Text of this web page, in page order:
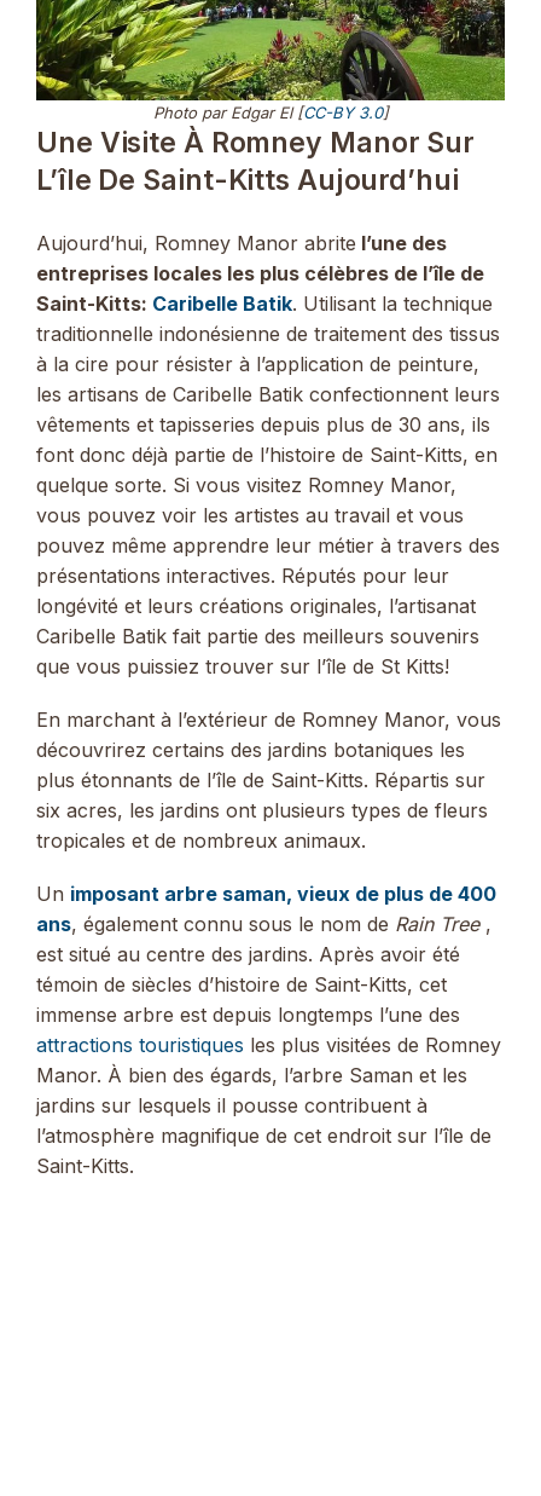
Photo par Edgar El [CC-BY 3.0]
Une Visite À Romney Manor Sur
L’île De Saint-Kitts Aujourd’hui
Aujourd’hui, Romney Manor abrite l’une des
entreprises locales les plus célèbres de l’île de
Saint-Kitts: Caribelle Batik. Utilisant la technique
traditionnelle indonésienne de traitement des tissus
à la cire pour résister à l’application de peinture,
les artisans de Caribelle Batik confectionnent leurs
vêtements et tapisseries depuis plus de 30 ans, ils
font donc déjà partie de l’histoire de Saint-Kitts, en
quelque sorte. Si vous visitez Romney Manor,
vous pouvez voir les artistes au travail et vous
pouvez même apprendre leur métier à travers des
présentations interactives. Réputés pour leur
longévité et leurs créations originales, l’artisanat
Caribelle Batik fait partie des meilleurs souvenirs
que vous puissiez trouver sur l’île de St Kitts!
En marchant à l’extérieur de Romney Manor, vous
découvrirez certains des jardins botaniques les
plus étonnants de l’île de Saint-Kitts. Répartis sur
six acres, les jardins ont plusieurs types de fleurs
tropicales et de nombreux animaux.
Un imposant arbre saman, vieux de plus de 400
ans, également connu sous le nom de Rain Tree,
est situé au centre des jardins. Après avoir été
témoin de siècles d’histoire de Saint-Kitts, cet
immense arbre est depuis longtemps l’une des
attractions touristiques les plus visitées de Romney
Manor. À bien des égards, l’arbre Saman et les
jardins sur lesquels il pousse contribuent à
l’atmosphère magnifique de cet endroit sur l’île de
Saint-Kitts.